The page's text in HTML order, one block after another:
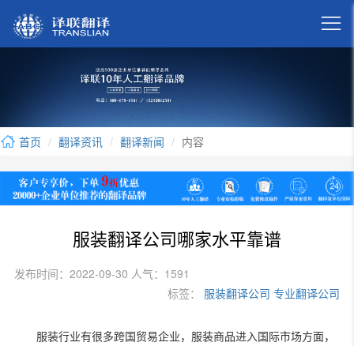

首页 翻译资讯 翻译新闻 内容
服装翻译公司哪家水平靠谱
发布时间：2022-09-30 人气：1591
标签：
服装翻译公司 专业翻译公司
服装行业有很多跨国贸易企业，服装商品进入国际市场方面，